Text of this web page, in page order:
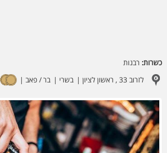
כשרות: רבנות
לזרוב 33 , ראשון לציון
בשרי בר / פאב